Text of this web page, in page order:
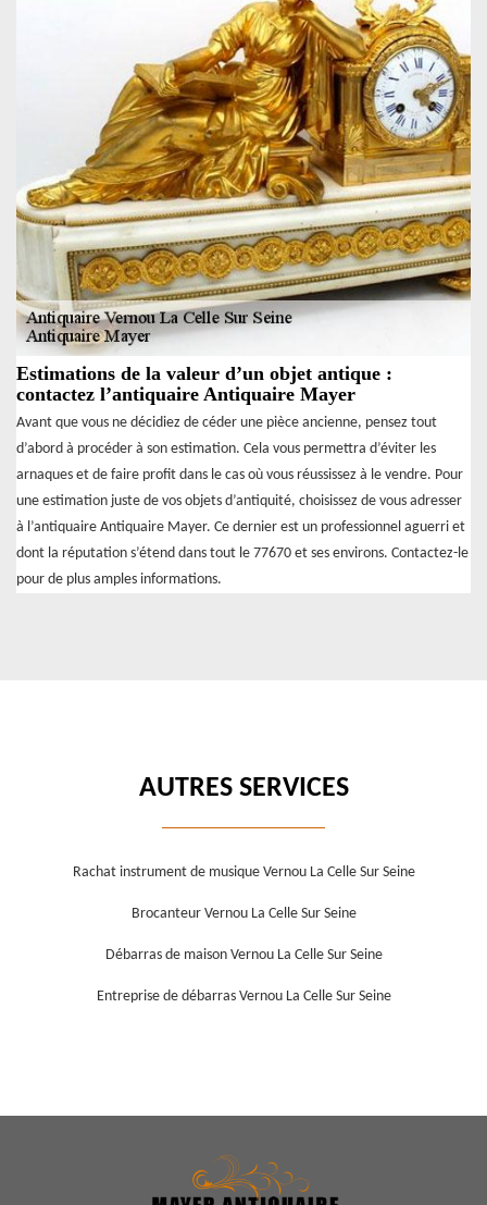
Estimations de la valeur d’un objet antique :
contactez l’antiquaire Antiquaire Mayer
Avant que vous ne décidiez de céder une pièce ancienne, pensez tout
d’abord à procéder à son estimation. Cela vous permettra d’éviter les
arnaques et de faire profit dans le cas où vous réussissez à le vendre. Pour
une estimation juste de vos objets d’antiquité, choisissez de vous adresser
à l’antiquaire Antiquaire Mayer. Ce dernier est un professionnel aguerri et
dont la réputation s’étend dans tout le 77670 et ses environs. Contactez-le
pour de plus amples informations.
AUTRES SERVICES
Rachat instrument de musique Vernou La Celle Sur Seine
Brocanteur Vernou La Celle Sur Seine
Débarras de maison Vernou La Celle Sur Seine
Entreprise de débarras Vernou La Celle Sur Seine